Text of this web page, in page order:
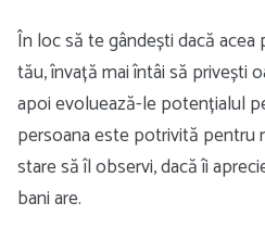
În loc să te gândești dacă
tău, învață mai întâi să privești
apoi evoluează-le potențialul
persoana este potrivită pentru
stare să îl observi, dacă îi
bani are.